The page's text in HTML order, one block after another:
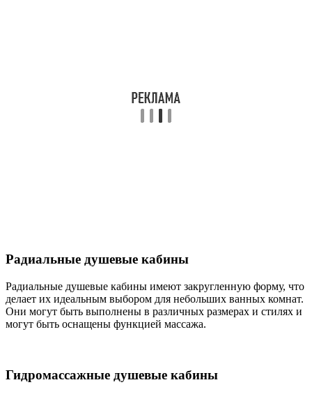
Радиальные душевые кабины
Радиальные душевые кабины имеют закругленную форму, что
делает их идеальным выбором для небольших ванных комнат.
Они могут быть выполнены в различных размерах и стилях и
могут быть оснащены функцией массажа.
Гидромассажные душевые кабины